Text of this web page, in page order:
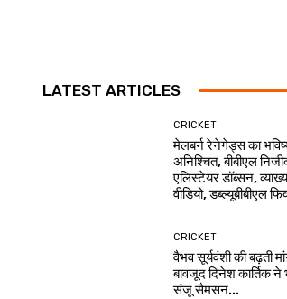
LATEST ARTICLES
CRICKET
मेलबर्न रेनेगेड्स का
अनिश्चित, बीबीएल
एलिस्टेयर डॉब्सन,
वीडियो, डब्ल्यूबीबीएल
CRICKET
वैभव सूर्यवंशी की बढ़ती
बावजूद दिनेश कार्तिक ने
संजू सैमसन...